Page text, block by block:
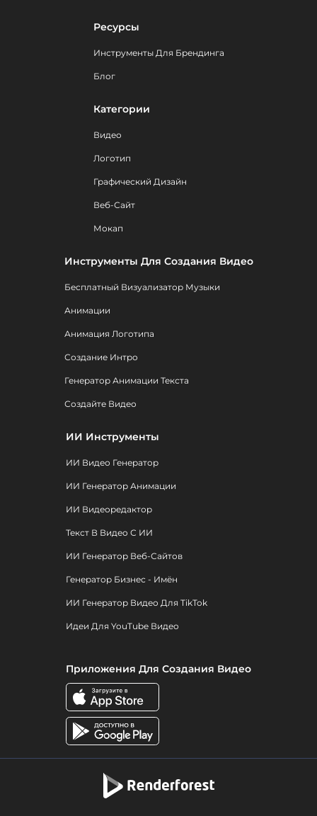
Ресурсы
Инструменты Для Брендинга
Блог
Категории
Видео
Логотип
Графический Дизайн
Веб-Сайт
Мокап
Инструменты Для Создания Видео
Бесплатный Визуализатор Музыки
Анимации
Анимация Логотипа
Создание Интро
Генератор Анимации Текста
Создайте Видео
ИИ Инструменты
ИИ Видео Генератор
ИИ Генератор Анимации
ИИ Видеоредактор
Текст В Видео С ИИ
ИИ Генератор Веб-Сайтов
Генератор Бизнес - Имён
ИИ Генератор Видео Для TikTok
Идеи Для YouTube Видео
Приложения Для Создания Видео